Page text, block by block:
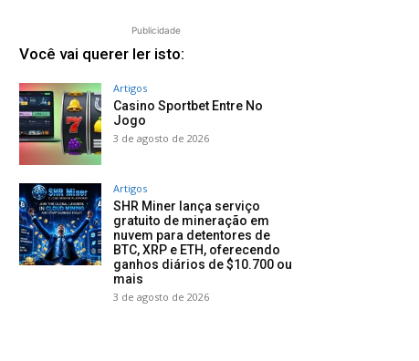
Publicidade
Você vai querer ler isto:
Artigos
Casino Sportbet Entre No
Jogo
3 de agosto de 2026
Artigos
SHR Miner lança serviço
gratuito de mineração em
nuvem para detentores de
BTC, XRP e ETH, oferecendo
ganhos diários de $10.700 ou
mais
3 de agosto de 2026